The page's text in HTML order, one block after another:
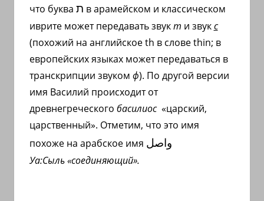
что буква ת в арамейском и классическом
иврите может передавать звукт и звукс
(похожий на английскоеth в словеthin; в
европейских языках может передаваться в
транскрипции звуком ф). По другой версии
имя Василий происходит от
древнегреческого басилиос «царский,
царственный». Отметим, что это имя
похоже на арабское имя واصل
Уа:Сыль«соединяющий».